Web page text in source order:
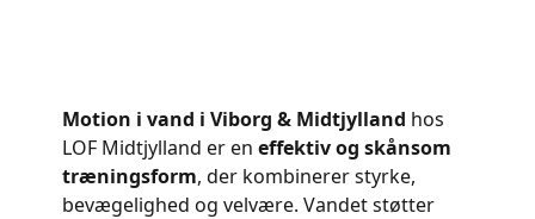
Motion i vand i Viborg & Midtjylland hos
LOF Midtjylland er en effektiv og skånsom
træningsform, der kombinerer styrke,
bevægelighed og velvære. Vandet støtter